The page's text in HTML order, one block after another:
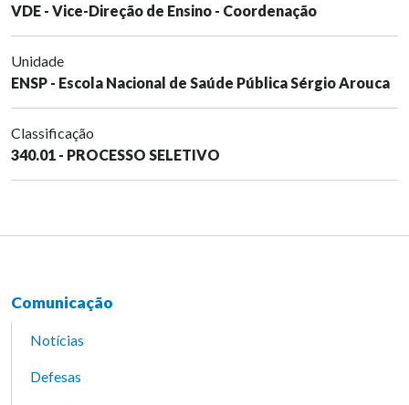
VDE - Vice-Direção de Ensino - Coordenação
Unidade
ENSP - Escola Nacional de Saúde Pública Sérgio Arouca
Classificação
340.01 - PROCESSO SELETIVO
Comunicação
Notícias
Defesas